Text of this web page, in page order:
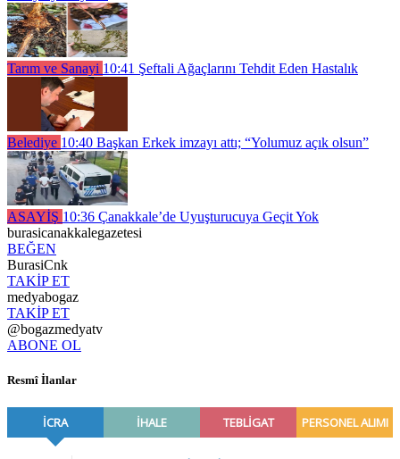
Tarım ve Sanayi 10:41 Şeftali Ağaçlarını Tehdit Eden Hastalık
Belediye 10:40 Başkan Erkek imzayı attı; “Yolumuz açık olsun”
ASAYİŞ 10:36 Çanakkale’de Uyuşturucuya Geçit Yok
burasicanakkalegazetesi
BEĞEN
BurasiCnk
TAKİP ET
medyabogaz
TAKİP ET
@bogazmedyatv
ABONE OL
Resmî İlanlar